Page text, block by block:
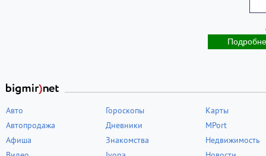
Авто
Автопродажа
Афиша
Гороскопы
Дневники
Знакомства
Карты
MPort
Недвижимость